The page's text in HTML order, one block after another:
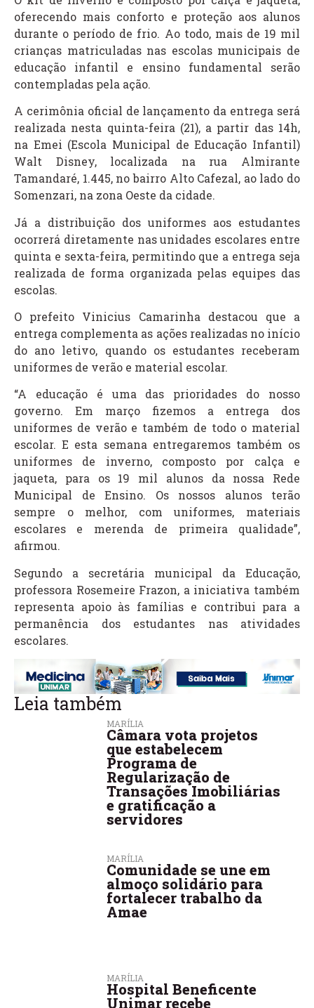
oferecendo mais conforto e proteção aos alunos
durante o período de frio. Ao todo, mais de 19 mil
crianças matriculadas nas escolas municipais de
educação infantil e ensino fundamental serão
contempladas pela ação.
A cerimônia oficial de lançamento da entrega será
realizada nesta quinta-feira (21), a partir das 14h,
na Emei (Escola Municipal de Educação Infantil)
Walt Disney, localizada na rua Almirante
Tamandaré, 1.445, no bairro Alto Cafezal, ao lado do
Somenzari, na zona Oeste da cidade.
Já a distribuição dos uniformes aos estudantes
ocorrerá diretamente nas unidades escolares entre
quinta e sexta-feira, permitindo que a entrega seja
realizada de forma organizada pelas equipes das
escolas.
O prefeito Vinicius Camarinha destacou que a
entrega complementa as ações realizadas no início
do ano letivo, quando os estudantes receberam
uniformes de verão e material escolar.
“A educação é uma das prioridades do nosso
governo. Em março fizemos a entrega dos
uniformes de verão e também de todo o material
escolar. E esta semana entregaremos também os
uniformes de inverno, composto por calça e
jaqueta, para os 19 mil alunos da nossa Rede
Municipal de Ensino. Os nossos alunos terão
sempre o melhor, com uniformes, materiais
escolares e merenda de primeira qualidade”,
afirmou.
Segundo a secretária municipal da Educação,
professora Rosemeire Frazon, a iniciativa também
representa apoio às famílias e contribui para a
permanência dos estudantes nas atividades
escolares.
Leia também
MARÍLIA
Câmara vota projetos
que estabelecem
Programa de
Regularização de
Transações Imobiliárias
e gratificação a
servidores
MARÍLIA
Comunidade se une em
almoço solidário para
fortalecer trabalho da
Amae
MARÍLIA
Hospital Beneficente
Unimar recebe